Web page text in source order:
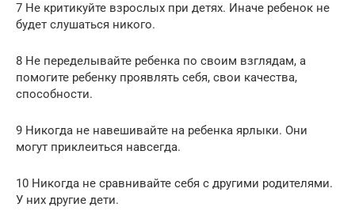
7 Не критикуйте взрослых при детях. Иначе ребенок не
будет слушаться никого.
8 Не переделывайте ребенка по своим взглядам, а
помогите ребенку проявлять себя, свои качества,
способности.
9 Никогда не навешивайте на ребенка ярлыки. Они
могут приклеиться навсегда.
10 Никогда не сравнивайте себя с другими родителями.
У них другие дети.